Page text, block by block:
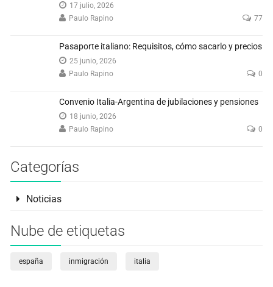
17 julio, 2026
Paulo Rapino
77
Pasaporte italiano: Requisitos, cómo sacarlo y precios
25 junio, 2026
Paulo Rapino
0
Convenio Italia-Argentina de jubilaciones y pensiones
18 junio, 2026
Paulo Rapino
0
Categorías
Noticias
Nube de etiquetas
españa inmigración italia